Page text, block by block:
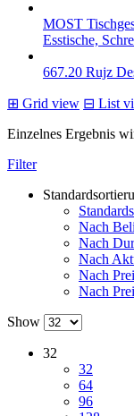
MOST
Esstische,
667.20 Rujz
⊞ Grid view ⊟ List
Einzelnes Ergebnis
Filter
Nach
Nach
Nach
Nach
Nach
Show
32
32
64
96